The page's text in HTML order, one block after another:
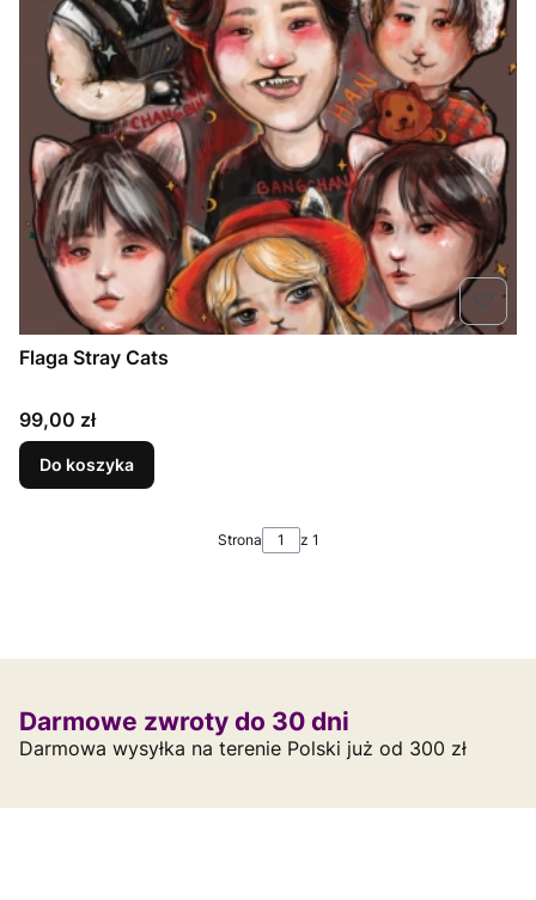
Flaga Stray Cats
Cena
99,00 zł
Do koszyka
Strona z 1
Darmowe zwroty do 30 dni
Darmowa wysyłka na terenie Polski już od 300 zł